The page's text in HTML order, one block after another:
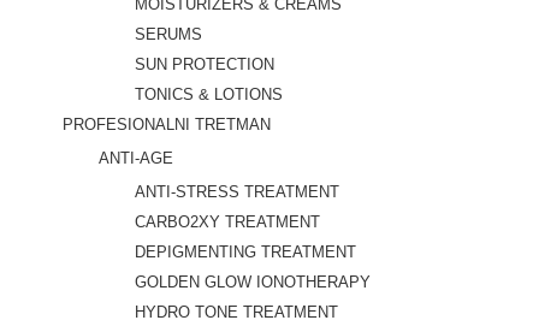
MOISTURIZERS & CREAMS
SERUMS
SUN PROTECTION
TONICS & LOTIONS
PROFESIONALNI TRETMAN
ANTI-AGE
ANTI-STRESS TREATMENT
CARBO2XY TREATMENT
DEPIGMENTING TREATMENT
GOLDEN GLOW IONOTHERAPY
HYDRO TONE TREATMENT